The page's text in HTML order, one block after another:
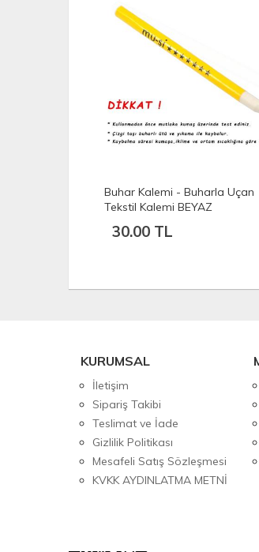
Buhar Kalemi - Buharla Uçan
Tekstil Kalemi BEYAZ
30.00 TL
KURUMSAL
İletişim
Sipariş Takibi
Teslimat ve İade
Gizlilik Politikası
Mesafeli Satış Sözleşmesi
KVKK AYDINLATMA METNİ